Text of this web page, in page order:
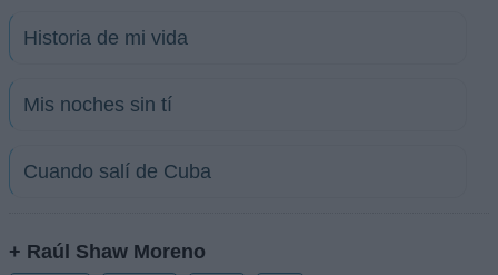
Historia de mi vida
Mis noches sin tí
Cuando salí de Cuba
+ Raúl Shaw Moreno